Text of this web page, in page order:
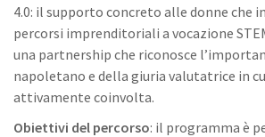
4.0: il supporto concreto alle donne che
percorsi imprenditoriali a vocazione
una partnership che riconosce
napoletano e della giuria valutatrice in
attivamente coinvolta.
Obiettivi del percorso: il programma è